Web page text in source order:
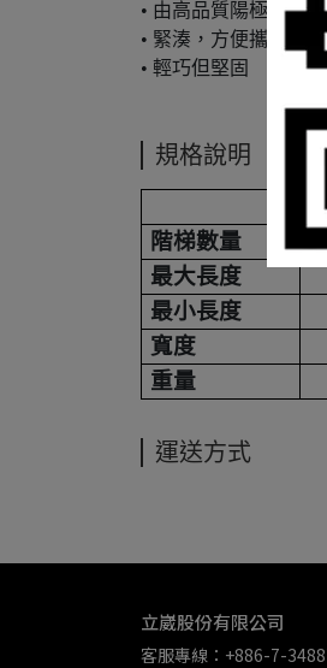
• 由高品質陽極氧化
• 緊湊，方便攜帶
• 輕巧但堅固
規格說明
階梯數量
最大長度
最小長度
寬度
重量
運送方式
立崴股份有限公司
客服專線：+886-7-